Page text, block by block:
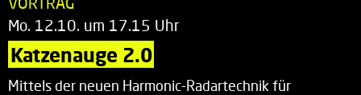
Mo. 12.10. um 17.15 Uhr
Katzenauge 2.0
Mittels der neuen Harmonic-Radartechnik für